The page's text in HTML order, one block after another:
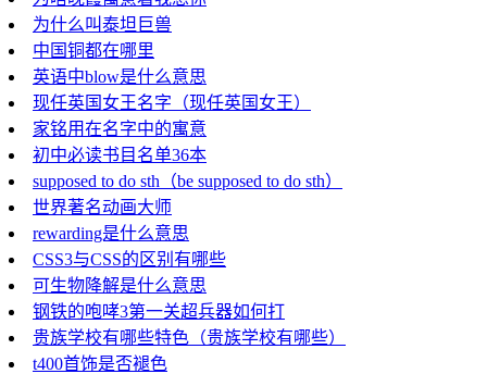
为什么叫泰坦巨兽
中国铜都在哪里
英语中blow是什么意思
现任英国女王名字（现任英国女王）
家铭用在名字中的寓意
初中必读书目名单36本
supposed to do sth（be supposed to do sth）
世界著名动画大师
rewarding是什么意思
CSS3与CSS的区别有哪些
可生物降解是什么意思
钢铁的咆哮3第一关超兵器如何打
贵族学校有哪些特色（贵族学校有哪些）
t400首饰是否褪色